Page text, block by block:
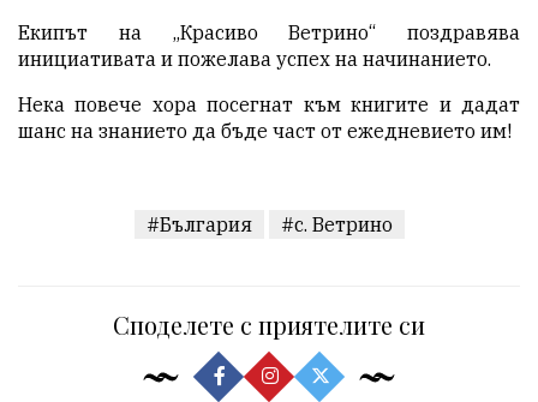
Екипът на „Красиво Ветрино“ поздравява
инициативата и пожелава успех на начинанието.
Нека повече хора посегнат към книгите и дадат
шанс на знанието да бъде част от ежедневието им!
#България #с. Ветрино
Споделете с приятелите си